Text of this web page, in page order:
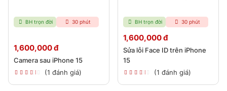
BH trọn đời 30 phút
1,600,000 đ
Camera sau iPhone 15
(1 đánh giá)
BH trọn đời 30 phút
1,600,000 đ
Sửa lỗi Face ID trên iPhone
15
(1 đánh giá)